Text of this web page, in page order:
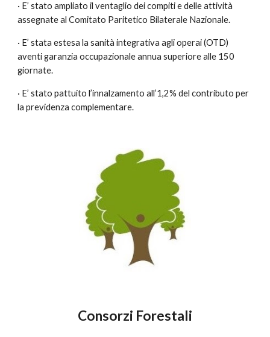
· E’ stato ampliato il ventaglio dei compiti e delle attività
assegnate al Comitato Paritetico Bilaterale Nazionale.
· E’ stata estesa la sanità integrativa agli operai (OTD)
aventi garanzia occupazionale annua superiore alle 150
giornate.
· E’ stato pattuito l’innalzamento all’1,2% del contributo per
la previdenza complementare.
Consorzi Forestali